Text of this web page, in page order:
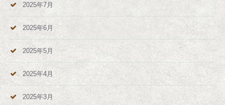
2025年7月
2025年6月
2025年5月
2025年4月
2025年3月